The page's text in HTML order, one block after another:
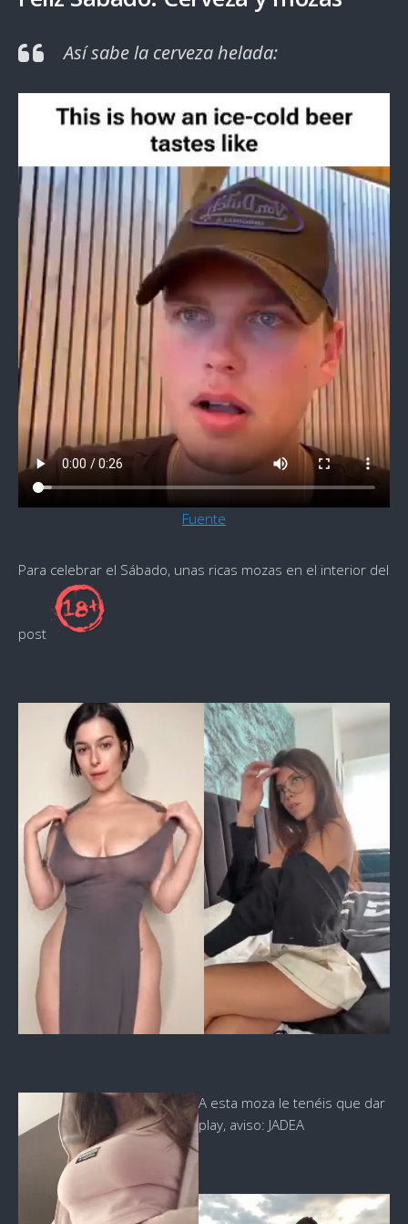
Así sabe la cerveza helada:
Fuente
Para celebrar el Sábado, unas ricas mozas en el interior del
post
A esta moza le tenéis que dar
play, aviso: JADEA